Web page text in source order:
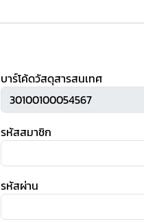
บาร์โค้ดวัสดุสารสนเทศ
รหัสสมาชิก
รหัสผ่าน